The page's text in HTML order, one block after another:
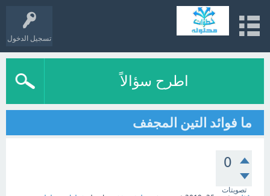
تسجيل الدخول
اطرح سؤالاً
ما فوائد التين المجفف
0
تصويتات